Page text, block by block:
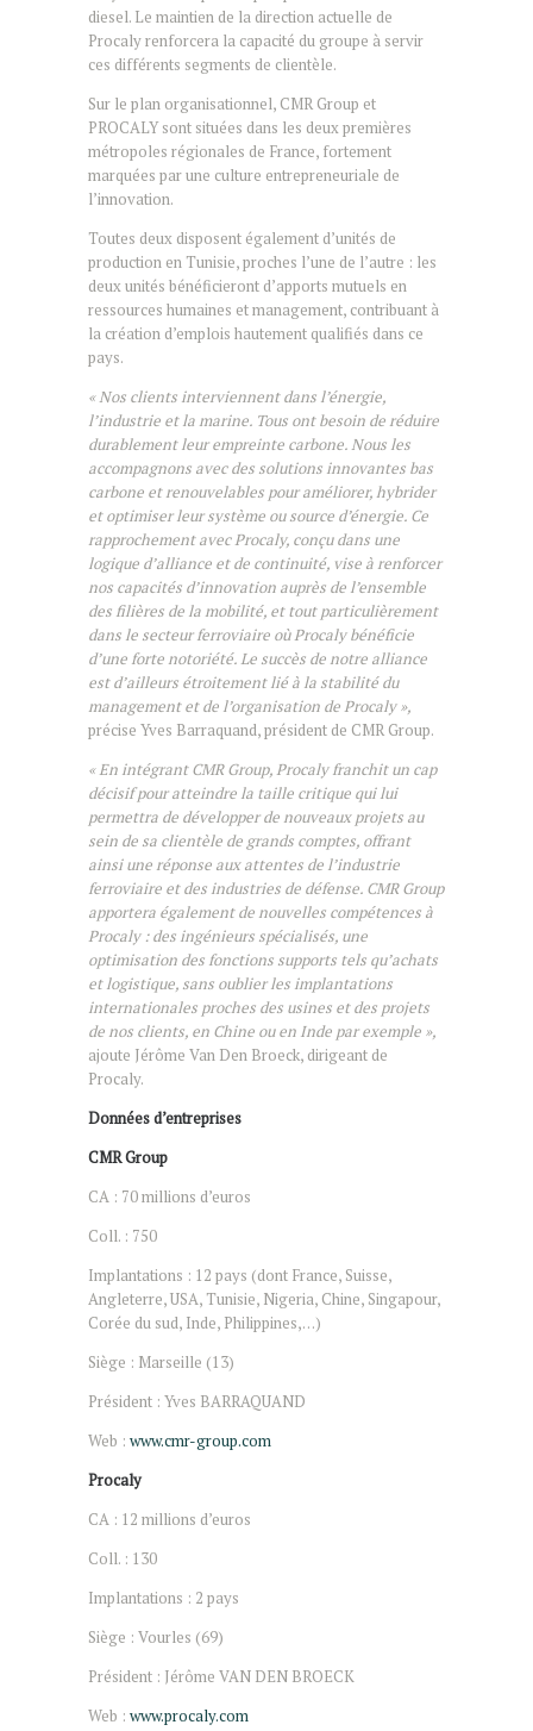
diesel. Le maintien de la direction actuelle de
Procaly renforcera la capacité du groupe à servir
ces différents segments de clientèle.
Sur le plan organisationnel, CMR Group et
PROCALY sont situées dans les deux premières
métropoles régionales de France, fortement
marquées par une culture entrepreneuriale de
l’innovation.
Toutes deux disposent également d’unités de
production en Tunisie, proches l’une de l’autre : les
deux unités bénéficieront d’apports mutuels en
ressources humaines et management, contribuant à
la création d’emplois hautement qualifiés dans ce
pays.
« Nos clients interviennent dans l’énergie,
l’industrie et la marine. Tous ont besoin de réduire
durablement leur empreinte carbone. Nous les
accompagnons avec des solutions innovantes bas
carbone et renouvelables pour améliorer, hybrider
et optimiser leur système ou source d’énergie. Ce
rapprochement avec Procaly, conçu dans une
logique d’alliance et de continuité, vise à renforcer
nos capacités d’innovation auprès de l’ensemble
des filières de la mobilité, et tout particulièrement
dans le secteur ferroviaire où Procaly bénéficie
d’une forte notoriété. Le succès de notre alliance
est d’ailleurs étroitement lié à la stabilité du
management et de l’organisation de Procaly »,
précise Yves Barraquand, président de CMR Group.
« En intégrant CMR Group, Procaly franchit un cap
décisif pour atteindre la taille critique qui lui
permettra de développer de nouveaux projets au
sein de sa clientèle de grands comptes, offrant
ainsi une réponse aux attentes de l’industrie
ferroviaire et des industries de défense. CMR Group
apportera également de nouvelles compétences à
Procaly : des ingénieurs spécialisés, une
optimisation des fonctions supports tels qu’achats
et logistique, sans oublier les implantations
internationales proches des usines et des projets
de nos clients, en Chine ou en Inde par exemple »,
ajoute Jérôme Van Den Broeck, dirigeant de
Procaly.
Données d’entreprises
CMR Group
CA : 70 millions d’euros
Coll. : 750
Implantations : 12 pays (dont France, Suisse,
Angleterre, USA, Tunisie, Nigeria, Chine, Singapour,
Corée du sud, Inde, Philippines,…)
Siège : Marseille (13)
Président : Yves BARRAQUAND
Web : www.cmr-group.com
Procaly
CA : 12 millions d’euros
Coll. : 130
Implantations : 2 pays
Siège : Vourles (69)
Président : Jérôme VAN DEN BROECK
Web : www.procaly.com